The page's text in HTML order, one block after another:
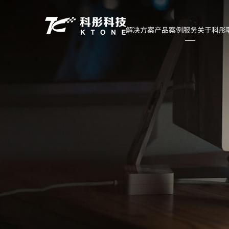
解决方案产品案例服务关于科彤